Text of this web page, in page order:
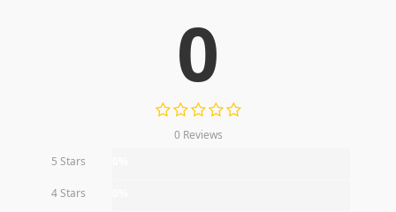
0
0 Reviews
5 Stars
4 Stars